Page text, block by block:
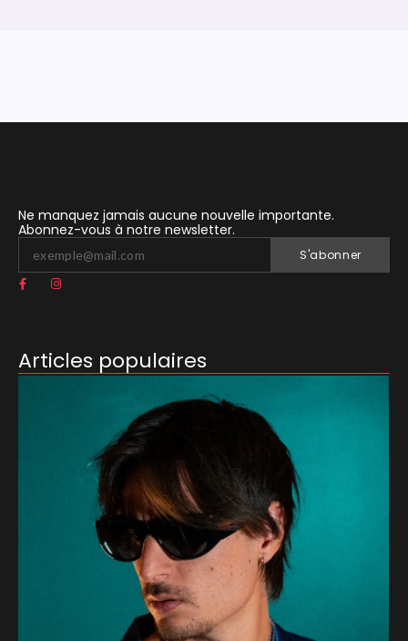
Ne manquez jamais aucune nouvelle importante.
Abonnez-vous à notre newsletter.
S'abonner
Articles populaires